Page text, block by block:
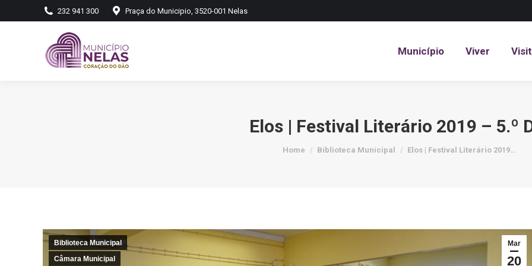
232 941 300 Praça do Municipio, 3520-001 Nelas
Município Viver
Elos | Festival Literário 2019 – 5.º
You are here:
Home Biblioteca Municipal Elos | Festival Literário 2019…
Mar
20
Biblioteca Municipal
Câmara Municipal
Município Viver